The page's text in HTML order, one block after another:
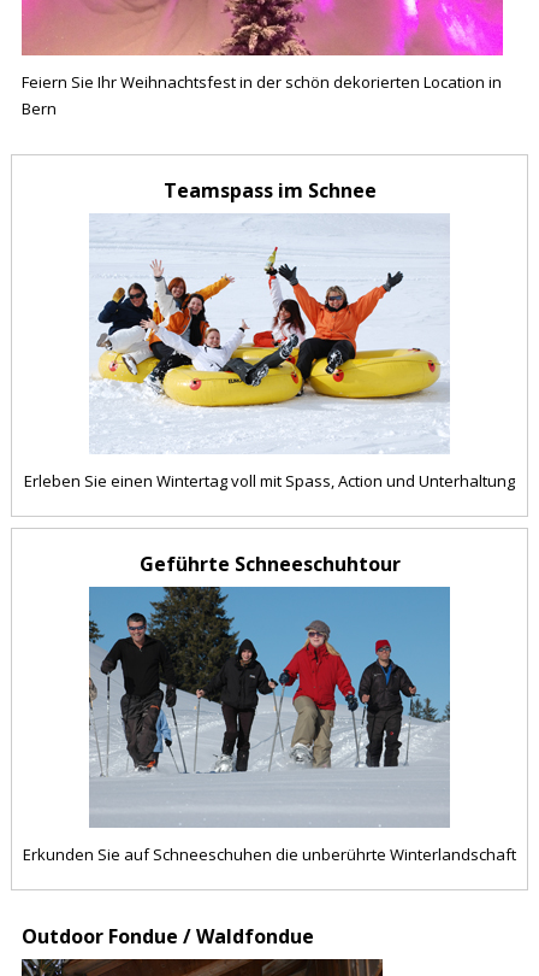
Feiern Sie Ihr Weihnachtsfest in der schön dekorierten Location in
Bern
Teamspass im Schnee
Erleben Sie einen Wintertag voll mit Spass, Action und Unterhaltung
Geführte Schneeschuhtour
Erkunden Sie auf Schneeschuhen die unberührte Winterlandschaft
Outdoor Fondue /Waldfondue